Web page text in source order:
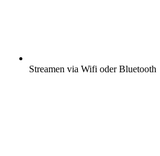
Streamen via Wifi oder Bluetooth